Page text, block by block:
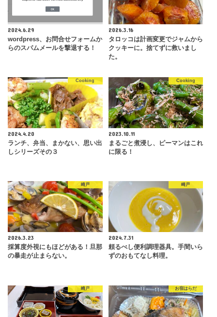
2024.6.29
wordpress、お問合せフォームか
らのスパムメールを撃退する！
2026.3.16
タロッコは計画変更でジャムから
クッキーに。捨てずに救いまし
た。
Cooking
2024.4.20
ランチ、弁当、まかない、思い出
しシリーズその３
Cooking
2023.10.11
まるごと煮浸し、ピーマンはこれ
に限る！
崎戸
2026.3.23
採算度外視にもほどがある！旦那
の暴走が止まらない。
崎戸
2024.7.31
頼るべし便利調理器具。手間いら
ずのおもてなし料理。
崎戸 お宿はらだ